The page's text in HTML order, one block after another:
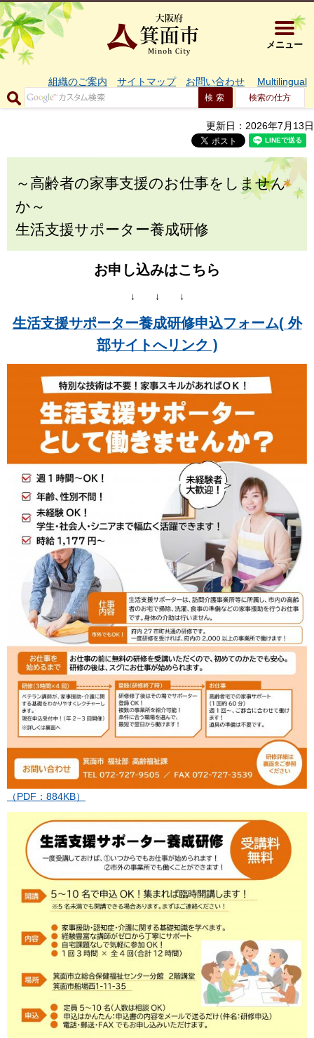
大阪府箕
メニュー
組織のご案内 サイトマップ お問い合わせ Multilingual
検索の仕方
更新日：2026年7月13日
～高齢者の家事支援のお仕事をしません
か～
生活支援サポーター養成研修
お申し込みはこちら
↓ ↓ ↓
生活支援サポーター養成研修申込フォーム( 外
部サイトへリンク )
（PDF：884KB）